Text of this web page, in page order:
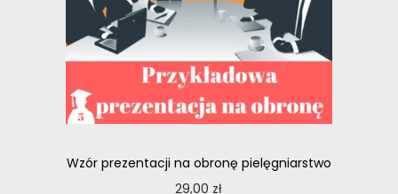
Wzór prezentacji na obronę pielęgniarstwo
29,00 zł